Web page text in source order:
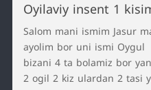
Oyilaviy insent 1
Salom mani ismim Jasur
ayolim bor uni ismi Oygul
bizani 4 ta bolamiz bor
2 ogil 2 kiz ulardan 2 tasi